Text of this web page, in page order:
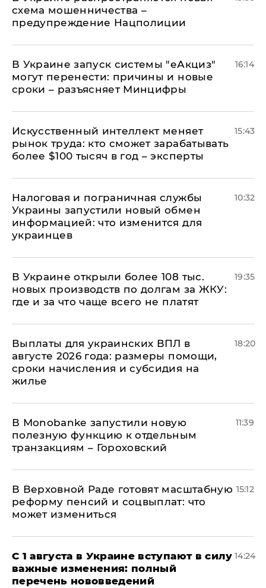
схема мошенничества –
предупреждение Нацполиции
В Украине запуск системы "еАкциз"
могут перенести: причины и новые
сроки – разъясняет Минцифры
16:14
Искусственный интеллект меняет
рынок труда: кто сможет зарабатывать
более $100 тысяч в год – эксперты
15:43
Налоговая и пограничная службы
Украины запустили новый обмен
информацией: что изменится для
украинцев
10:32
В Украине открыли более 108 тыс.
новых производств по долгам за ЖКУ:
где и за что чаще всего не платят
19:35
Выплаты для украинских ВПЛ в
августе 2026 года: размеры помощи,
сроки начисления и субсидия на
жилье
18:20
В Мonobankе запустили новую
полезную функцию к отдельным
транзакциям – Гороховский
11:39
В Верховной Раде готовят масштабную
реформу пенсий и соцвыплат: что
может измениться
15:12
С 1 августа в Украине вступают в силу
важные изменения: полный
перечень нововведений
14:24